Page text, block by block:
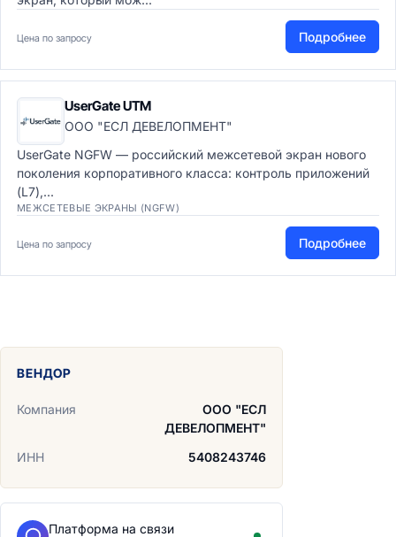
Цена по запросу Подробнее
UserGate UTM
ООО "ЕСЛ ДЕВЕЛОПМЕНТ"
UserGate NGFW — российский межсетевой экран нового
поколения корпоративного класса: контроль приложений
(L7),...
МЕЖСЕТЕВЫЕ ЭКРАНЫ (NGFW)
Цена по запросу Подробнее
ВЕНДОР
Компания
ООО "ЕСЛ
ДЕВЕЛОПМЕНТ"
ИНН
5408243746
Платформа на связи